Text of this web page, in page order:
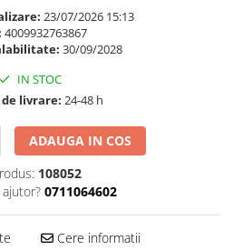
23/07/2026 15:13
4009932763867
30/09/2028
IN STOC
livrare: 24-48 h
ADAUGA IN COS
108052
0711064602
Cere informatii